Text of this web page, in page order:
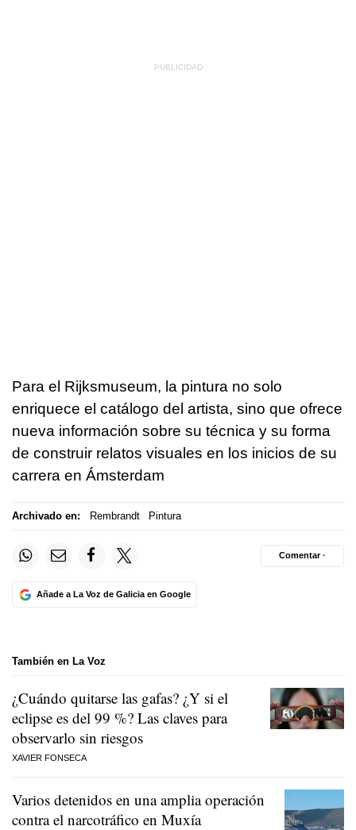
Para el Rijksmuseum, la pintura no solo
enriquece el catálogo del artista, sino que ofrece
nueva información sobre su técnica y su forma
de construir relatos visuales en los inicios de su
carrera en Ámsterdam
Archivado en: Rembrandt Pintura
Añade a La Voz de Galicia en Google
Comentar ·
También en La Voz
¿Cuándo quitarse las gafas? ¿Y si el
eclipse es del 99 %? Las claves para
observarlo sin riesgos
XAVIER FONSECA
Varios detenidos en una amplia operación
contra el narcotráfico en Muxía